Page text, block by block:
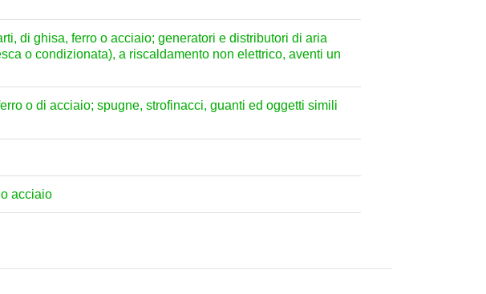
di ghisa, ferro o acciaio; generatori e distributori di aria
o condizionata), a riscaldamento non elettrico, aventi un
o di acciaio; spugne, strofinacci, guanti ed oggetti simili
acciaio